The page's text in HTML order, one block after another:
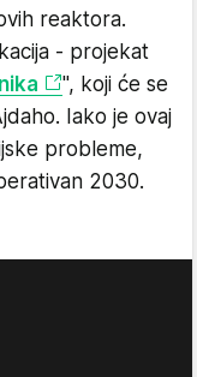
reaktora.
- projekat
", koji će se
Iako je ovaj
probleme,
2030.